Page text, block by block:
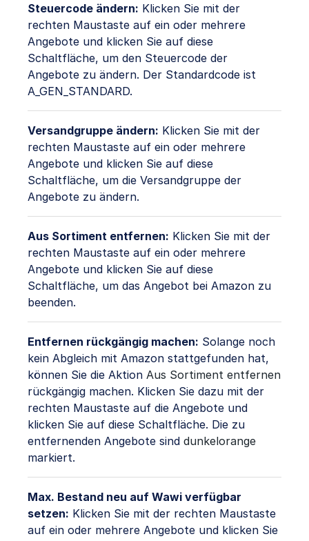
Steuercode ändern: Klicken Sie mit der
rechten Maustaste auf ein oder mehrere
Angebote und klicken Sie auf diese
Schaltfläche, um den Steuercode der
Angebote zu ändern. Der Standardcode ist
A_GEN_STANDARD.
Versandgruppe ändern: Klicken Sie mit der
rechten Maustaste auf ein oder mehrere
Angebote und klicken Sie auf diese
Schaltfläche, um die Versandgruppe der
Angebote zu ändern.
Aus Sortiment entfernen: Klicken Sie mit der
rechten Maustaste auf ein oder mehrere
Angebote und klicken Sie auf diese
Schaltfläche, um das Angebot bei Amazon zu
beenden.
Entfernen rückgängig machen: Solange noch
kein Abgleich mit Amazon stattgefunden hat,
können Sie die Aktion Aus Sortiment entfernen
rückgängig machen. Klicken Sie dazu mit der
rechten Maustaste auf die Angebote und
klicken Sie auf diese Schaltfläche. Die zu
entfernenden Angebote sind dunkelorange
markiert.
Max. Bestand neu auf Wawi verfügbar
setzen: Klicken Sie mit der rechten Maustaste
auf ein oder mehrere Angebote und klicken Sie